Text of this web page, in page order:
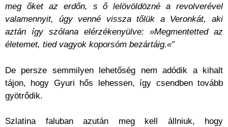
meg őket az erdőn, s ő lelövöldözné a revolverével
valamennyit, úgy venné vissza tőlük a Veronkát, aki
aztán így szólana elérzékenyülve: »Megmentetted az
életemet, tied vagyok koporsóm bezártáig.«”
De persze semmilyen lehetőség nem adódik a kihalt
tájon, hogy Gyuri hős lehessen, így csendben tovább
gyötrődik.
Szlatina faluban azután meg kell állniuk, hogy